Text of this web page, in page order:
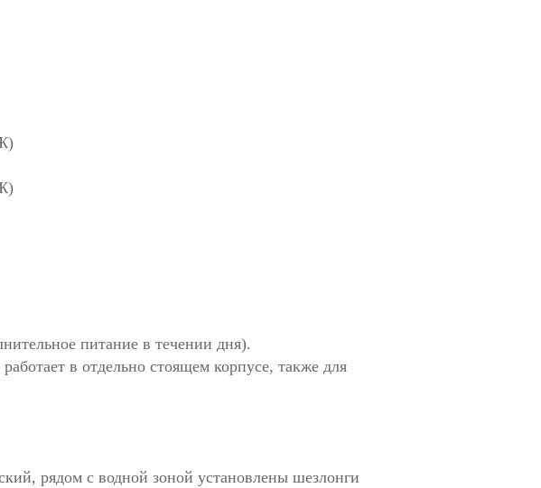
питание в течении дня).
в отдельно стоящем корпусе, также для
рядом с водной зоной установлены шезлонги